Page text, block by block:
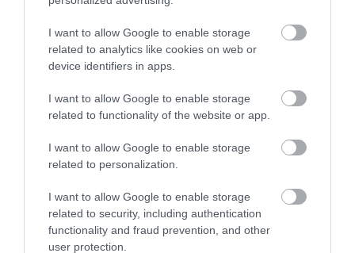
I want to allow Google to enable storage
related to analytics like cookies on web or
device identifiers in apps.
I want to allow Google to enable storage
related to functionality of the website or app.
I want to allow Google to enable storage
related to personalization.
I want to allow Google to enable storage
related to security, including authentication
functionality and fraud prevention, and other
user protection.
13 EGYEDI HÚSVÉTI TOJÁS ÖTLET, A SABLONOKON TÚL
KÖVETKEZŐ CIKK
ÍME, A VILÁG 10 LEGÉLHETŐBB VÁROSA!
HASONLÓ ÉRDEKESSÉGEK